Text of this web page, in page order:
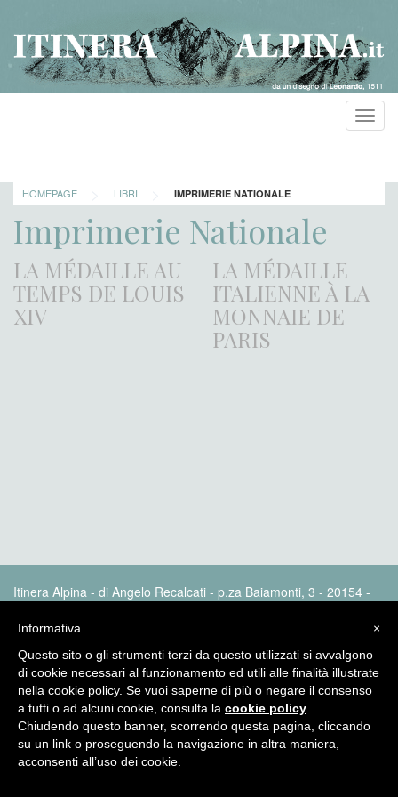
HOMEPAGE LIBRI IMPRIMERIE NATIONALE
Imprimerie Nationale
LA MÉDAILLE AU
TEMPS DE LOUIS
XIV
LA MÉDAILLE
ITALIENNE À LA
MONNAIE DE
PARIS
Itinera Alpina - di Angelo Recalcati - p.za Baiamonti, 3 - 20154 -
policy
×
Informativa
Questo sito o gli strumenti terzi da questo utilizzati si avvalgono
di cookie necessari al funzionamento ed utili alle finalità illustrate
nella cookie policy. Se vuoi saperne di più o negare il consenso
a tutti o ad alcuni cookie, consulta la cookie policy
Chiudendo questo banner, scorrendo questa pagina, cliccando
su un link o proseguendo la navigazione in altra maniera,
acconsenti all’uso dei cookie.